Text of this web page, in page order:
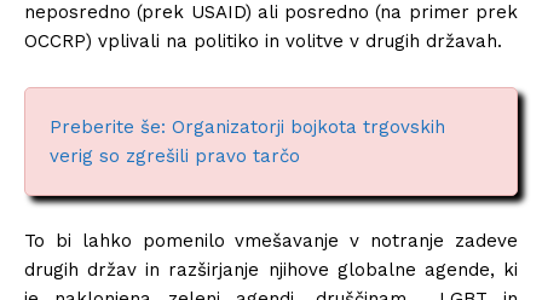
neposredno (prek USAID) ali posredno (na primer prek
OCCRP) vplivali na politiko in volitve v drugih državah.
Preberite še: Organizatorji bojkota trgovskih
verig so zgrešili pravo tarčo
To bi lahko pomenilo vmešavanje v notranje zadeve
drugih držav in razširjanje njihove globalne agende, ki